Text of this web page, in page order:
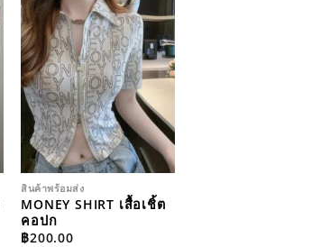
ADD TO
WISHLIST
สินค้าพร้อมส่ง
MONEY SHIRT เสื้อเชิ้ต
คอปก
฿200.00